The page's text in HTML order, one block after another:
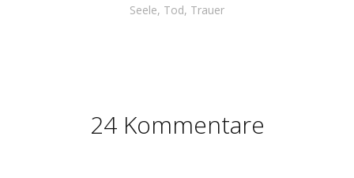
Seele, Tod, Trauer
24 Kommentare